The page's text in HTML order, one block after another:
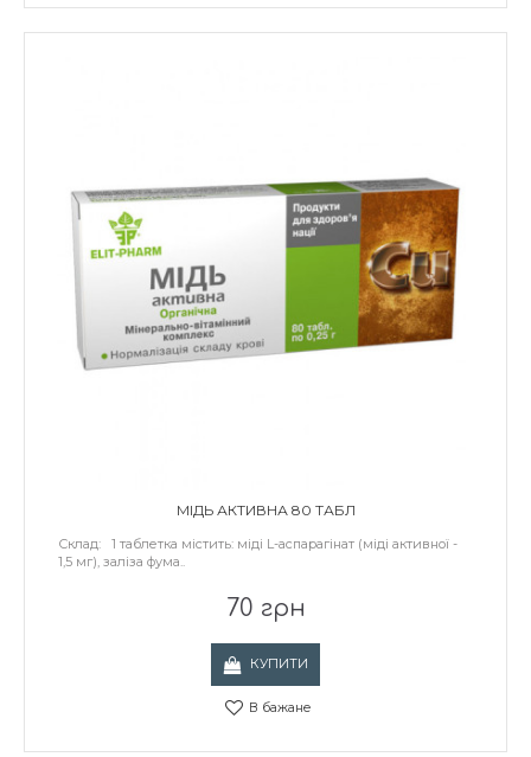
МІДЬ АКТИВНА 80 ТАБЛ
Склад: 1 таблетка містить: міді L-аспарагінат (міді активної -
1,5 мг), заліза фума..
70 грн
КУПИТИ
В бажане